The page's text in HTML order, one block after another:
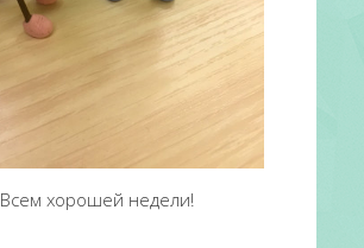
Всем хорошей недели!